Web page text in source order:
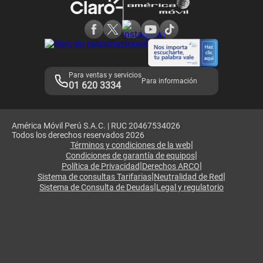
Adquirientes iPhone 6, 6S y SE
Mensaje de Seguridad
Términos y Condiciones de Tienda Claro
Libro de Reclamaciones
Para ventas y servicios
01 620 3334 Para información
América Móvil Perú S.A.C. | RUC 20467534026
Todos los derechos reservados 2026
Términos y condiciones de la web|
Condiciones de garantía de equipos|
Política de Privacidad|Derechos ARCO|
Sistema de consultas Tarifarias|Neutralidad de Red|
Sistema de Consulta de Deudas|Legal y regulatorio